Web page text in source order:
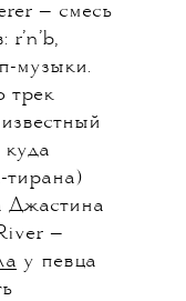
— смесь
музыки.
трек
куда
тирана)
Джастина
—
у певца